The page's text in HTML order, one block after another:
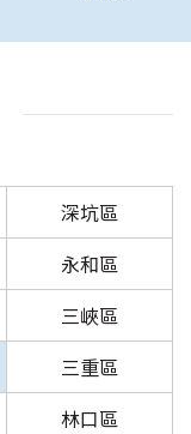
深坑區
永和區
三峽區
三重區
林口區